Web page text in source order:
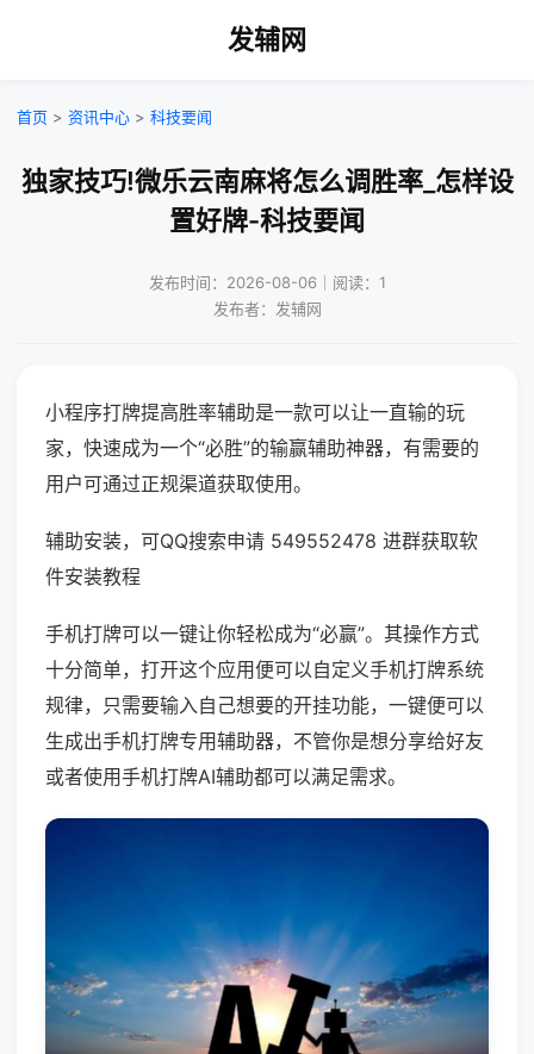
发辅网
首页 > 资讯中心 > 科技要闻
独家技巧!微乐云南麻将怎么调胜率_怎样设
置好牌-科技要闻
发布时间：2026-08-06｜阅读：1
发布者：发辅网
小程序打牌提高胜率辅助是一款可以让一直输的玩
家，快速成为一个“必胜”的输赢辅助神器，有需要的
用户可通过正规渠道获取使用。
辅助安装，可QQ搜索申请 549552478 进群获取软
件安装教程
手机打牌可以一键让你轻松成为“必赢”。其操作方式
十分简单，打开这个应用便可以自定义手机打牌系统
规律，只需要输入自己想要的开挂功能，一键便可以
生成出手机打牌专用辅助器，不管你是想分享给好友
或者使用手机打牌AI辅助都可以满足需求。